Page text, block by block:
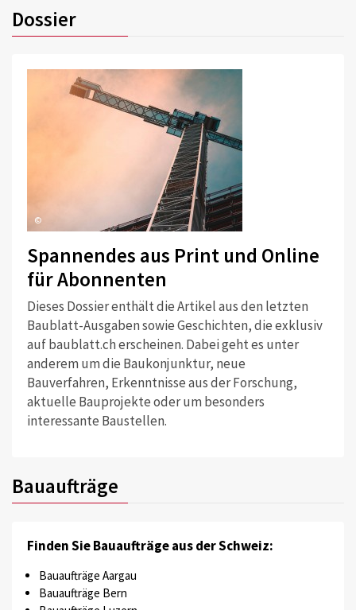
Dossier
©
Spannendes aus Print und Online
für Abonnenten
Dieses Dossier enthält die Artikel aus den letzten
Baublatt-Ausgaben sowie Geschichten, die exklusiv
auf baublatt.ch erscheinen. Dabei geht es unter
anderem um die Baukonjunktur, neue
Bauverfahren, Erkenntnisse aus der Forschung,
aktuelle Bauprojekte oder um besonders
interessante Baustellen.
Bauaufträge
Finden Sie Bauaufträge aus der Schweiz:
Bauaufträge Aargau
Bauaufträge Bern